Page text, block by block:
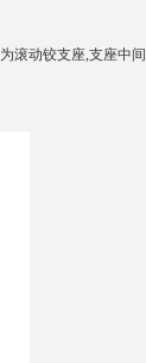
滚动铰支座,支座中间